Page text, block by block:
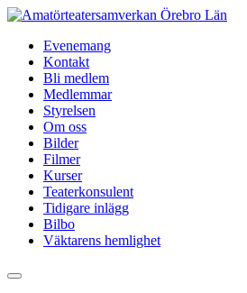
Hoppa
innehållEvenemang
Kontakt
Bli medlem
Medlemmar
Styrelsen
Om oss
Bilder
Filmer
Kurser
Teaterkonsulent
Tidigare inlägg
Bilbo
Väktarens hemlighet